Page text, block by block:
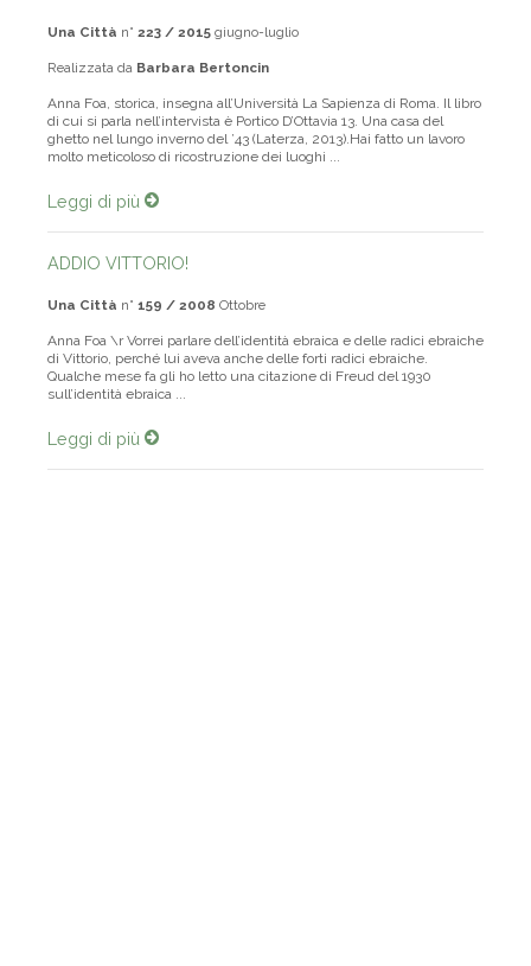
Una Città n° 223 / 2015 giugno-luglio
Realizzata da Barbara Bertoncin
Anna Foa, storica, insegna all’Università La Sapienza di Roma. Il libro
di cui si parla nell’intervista è Portico D’Ottavia 13. Una casa del
ghetto nel lungo inverno del ’43 (Laterza, 2013).Hai fatto un lavoro
molto meticoloso di ricostruzione dei luoghi ...
Leggi di più
ADDIO VITTORIO!
Una Città n° 159 / 2008 Ottobre
Anna Foa \r Vorrei parlare dell’identità ebraica e delle radici ebraiche
di Vittorio, perché lui aveva anche delle forti radici ebraiche.
Qualche mese fa gli ho letto una citazione di Freud del 1930
sull’identità ebraica ...
Leggi di più